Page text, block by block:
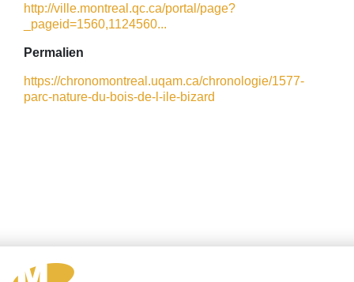
http://ville.montreal.qc.ca/portal/page?
_pageid=1560,1124560...
Permalien
https://chronomontreal.uqam.ca/chronologie/1577-
parc-nature-du-bois-de-l-ile-bizard